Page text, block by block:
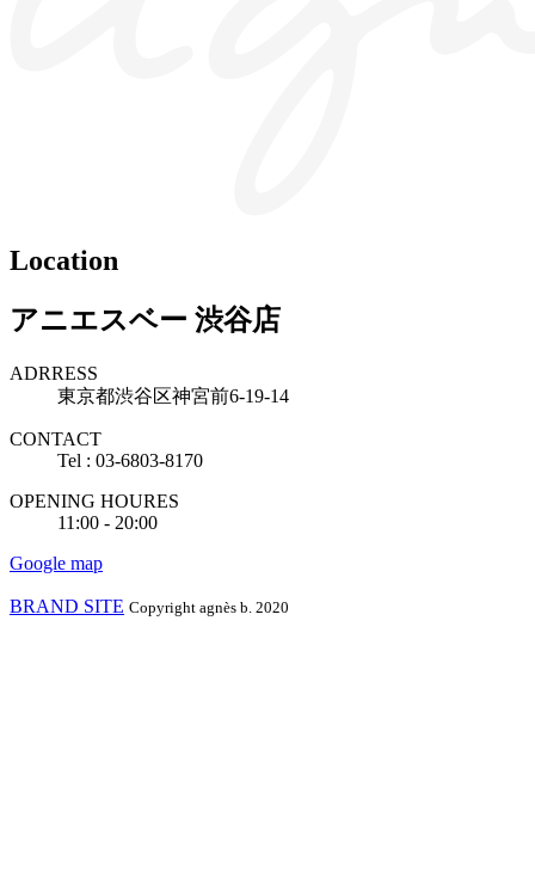
Location
アニエスベー 渋谷店
ADRRESS
東京都渋谷区神宮前6-19-14
CONTACT
Tel : 03-6803-8170
OPENING HOURES
11:00 - 20:00
Google map
BRAND SITE Copyright agnès b. 2020